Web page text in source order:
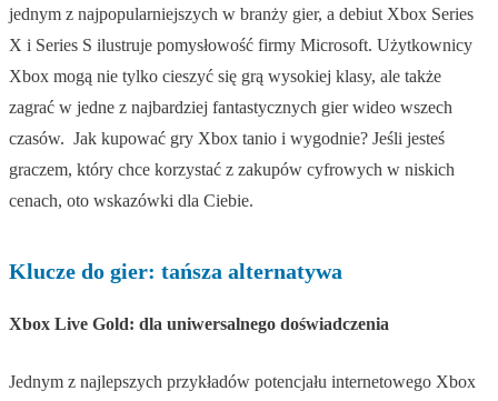
jednym z najpopularniejszych w branży gier, a debiut Xbox Series
X i Series S ilustruje pomysłowość firmy Microsoft. Użytkownicy
Xbox mogą nie tylko cieszyć się grą wysokiej klasy, ale także
zagrać w jedne z najbardziej fantastycznych gier wideo wszech
czasów. Jak kupować gry Xbox tanio i wygodnie? Jeśli jesteś
graczem, który chce korzystać z zakupów cyfrowych w niskich
cenach, oto wskazówki dla Ciebie.
Klucze do gier: tańsza alternatywa
Xbox Live Gold: dla uniwersalnego doświadczenia
Jednym z najlepszych przykładów potencjału internetowego Xbox